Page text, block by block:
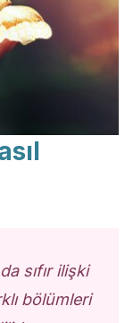
sıfır ilişki
bölümleri